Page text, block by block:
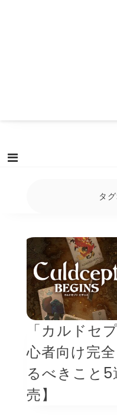
タグ:
「カルドセ
心者向け完
るべきこと
売】